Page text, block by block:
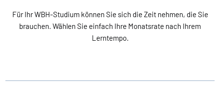
Für Ihr WBH-Studium können Sie sich die Zeit nehmen, die Sie
brauchen. Wählen Sie einfach Ihre Monatsrate nach Ihrem
Lerntempo.